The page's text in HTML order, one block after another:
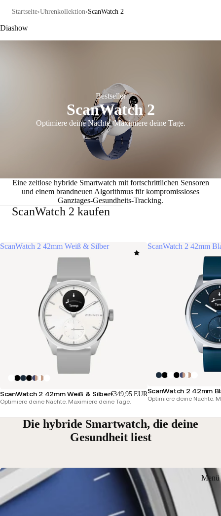
Menü
Startseite Uhrenkollektion ScanWatch 2
Diashow
Bestseller
ScanWatch 2
Optimiere deine Nächte. Maximiere deine Tage.
Eine zeitlose hybride Smartwatch mit fortschrittlichen Sensoren
und einem brandneuen Algorithmus für kompromissloses
Ganztages-Gesundheits-Tracking.
ScanWatch 2 kaufen
ScanWatch 2 42mm Weiß & Silber
ScanWatch 2 42mm Weiß & Silber€349,95 EUR
Optimiere deine Nächte. Maximiere deine Tage.
ScanWatch 2 42mm
ScanWatch 2 42mm
Optimiere deine Nächte.
Die hybride Smartwatch, die deine
Gesundheit liest